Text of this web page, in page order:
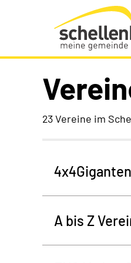
Gemeinde Schellenberg
23 Vereine im
A bis Z